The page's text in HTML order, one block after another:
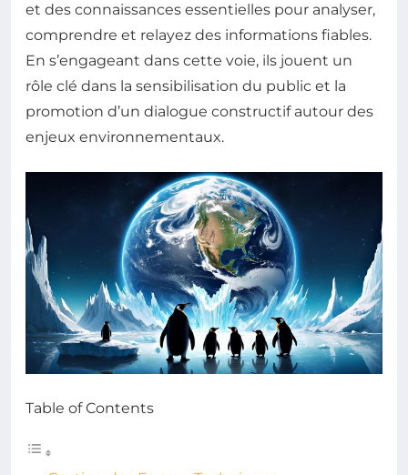
et des connaissances essentielles pour analyser,
comprendre et relayez des informations fiables.
En s’engageant dans cette voie, ils jouent un
rôle clé dans la sensibilisation du public et la
promotion d’un dialogue constructif autour des
enjeux environnementaux.
Table of Contents